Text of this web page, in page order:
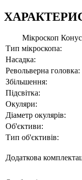
Мікроскоп
Тип мікроскопа:
Насадка:
Револьверна головка:
Збільшення:
Підсвітка:
Окуляри:
Діаметр окулярів:
Об'єктиви:
Тип об'єктивів:
Додаткова